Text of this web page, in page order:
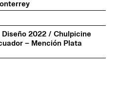
Diseño 2022 / Chulpicine
– Mención Plata